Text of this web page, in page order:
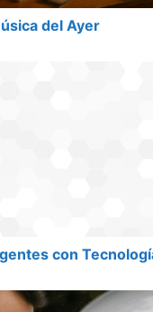
del Ayer
con